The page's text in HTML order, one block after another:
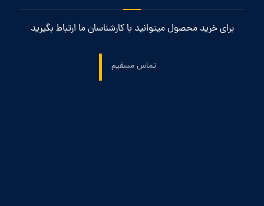
برای خرید محصول میتوانید با کارشناسان ما ارتباط بگیرید
تماس مسقیم